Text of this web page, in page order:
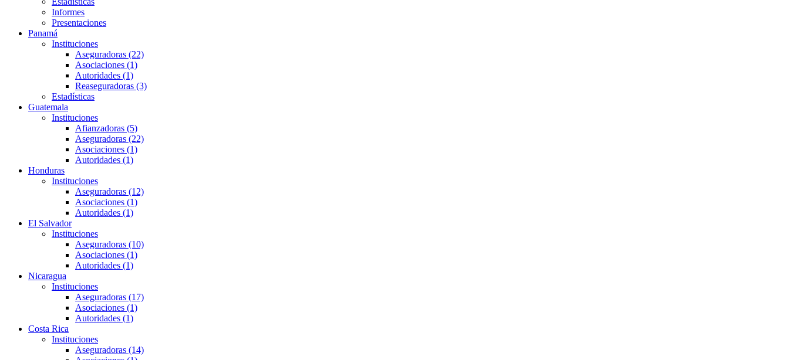
Informes
Presentaciones
Panamá
Instituciones
Aseguradoras (22)
Asociaciones (1)
Autoridades (1)
Reaseguradoras (3)
Estadísticas
Guatemala
Instituciones
Afianzadoras (5)
Aseguradoras (22)
Asociaciones (1)
Autoridades (1)
Honduras
Instituciones
Aseguradoras (12)
Asociaciones (1)
Autoridades (1)
El Salvador
Instituciones
Aseguradoras (10)
Asociaciones (1)
Autoridades (1)
Nicaragua
Instituciones
Aseguradoras (17)
Asociaciones (1)
Autoridades (1)
Costa Rica
Instituciones
Aseguradoras (14)